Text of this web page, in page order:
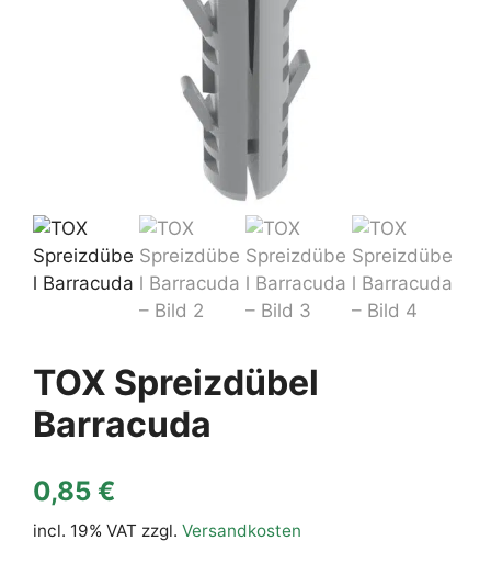
TOX Spreizdübel
Barracuda
0,85 €
incl. 19% VAT zzgl. Versandkosten